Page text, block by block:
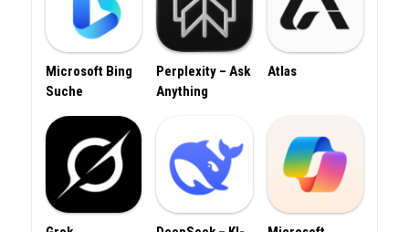
Microsoft Bing
Suche
Perplexity – Ask
Anything
Atlas